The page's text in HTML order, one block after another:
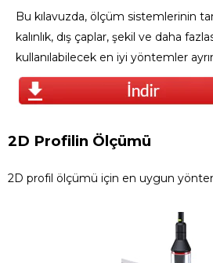
Bu kılavuzda, ölçüm sistemlerinin
kalınlık, dış çaplar, şekil ve daha
kullanılabilecek en iyi yöntemler
2D Profilin Ölçümü
2D profil ölçümü için en uygun